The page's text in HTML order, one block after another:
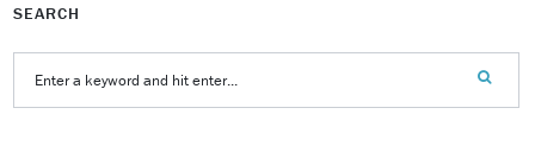
SEARCH